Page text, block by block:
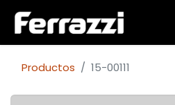
Productos 15-00111